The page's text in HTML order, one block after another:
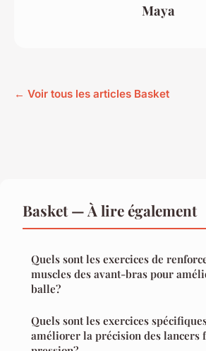
Maya
← Voir tous les articles Basket
Basket — À lire également
Quels sont les exercices de
muscles des avant-bras pour
balle?
Quels sont les exercices
améliorer la précision des lancers